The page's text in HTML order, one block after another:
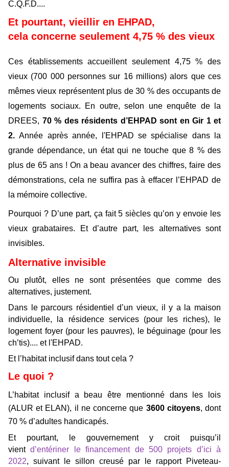
C.Q.F.D....
Et pourtant, vieillir en EHPAD,
cela concerne seulement 4,75 % des vieux
Ces établissements accueillent seulement 4,75 % des
vieux (700 000 personnes sur 16 millions) alors que ces
mêmes vieux représentent plus de 30 % des occupants de
logements sociaux.
En outre, selon une enquête de la
DREES, 70 % des résidents d’EHPAD sont en Gir 1 et
2. Année après année, l'EHPAD se spécialise dans la
grande dépendance, un état qui ne touche que 8 % des
plus de 65 ans ! On a beau avancer des chiffres, faire des
démonstrations, cela ne suffira pas à effacer l’EHPAD de
la mémoire collective.
Pourquoi ? D’une part, ça fait 5 siècles qu’on y envoie les
vieux grabataires. Et d’autre part, les alternatives sont
invisibles.
Alternative invisible
Ou plutôt, elles ne sont présentées que comme des
alternatives, justement.
Dans le parcours résidentiel d’un vieux, il y a la maison
individuelle, la résidence services (pour les riches), le
logement foyer (pour les pauvres), le béguinage (pour les
ch’tis).... et l'EHPAD.
Et l’habitat inclusif dans tout cela ?
Le quoi ?
L’habitat inclusif a beau être mentionné dans les lois
(ALUR et ELAN), il ne concerne que 3600 citoyens, dont
70 % d’adultes handicapés.
Et pourtant, le gouvernement y croit puisqu’il
vientd’entériner le financement de 500 projets d’ici à
2022, suivant le sillon creusé par le rapport Piveteau-